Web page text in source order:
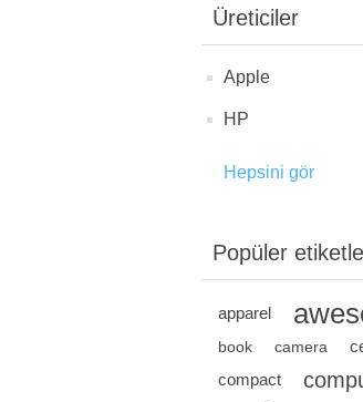
Üreticiler
Apple
HP
Hepsini gör
Popüler
apparel
book camera
compact